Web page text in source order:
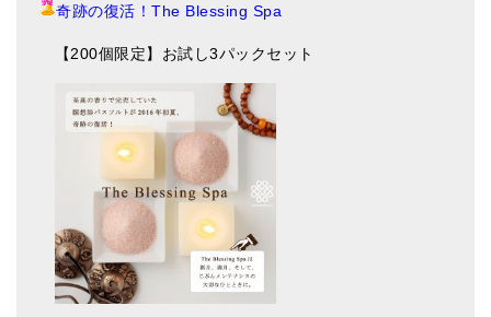
奇跡の復活！The Blessing Spa
【200個限定】お試し3パックセット